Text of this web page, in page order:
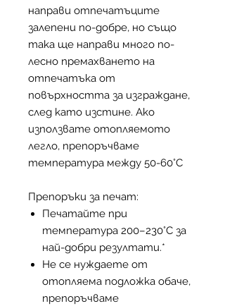
направи отпечатъците
залепени по-добре, но също
така ще направи много по-
лесно премахването на
отпечатъка от
повърхността за изграждане,
след като изстине. Ако
използвате отопляемото
легло, препоръчваме
температура между 50-60°C
Препоръки за печат:
Печатайте при
температура 200–230°C за
най-добри резултати.*
Не се нуждаете от
отопляема подложка обаче,
препоръчваме